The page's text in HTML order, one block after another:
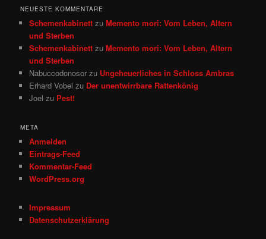
NEUESTE KOMMENTARE
Schemenkabinett zuMemento mori: Vom Leben, Altern
und Sterben
Schemenkabinett zuMemento mori: Vom Leben, Altern
und Sterben
Nabuccodonosor zu Ungeheuerliches in Schloss Ambras
Erhard Vobel zu Der unentwirrbare Rattenkönig
Joel zu Pest!
META
Anmelden
Eintrags-Feed
Kommentar-Feed
WordPress.org
Impressum
Datenschutzerklärung